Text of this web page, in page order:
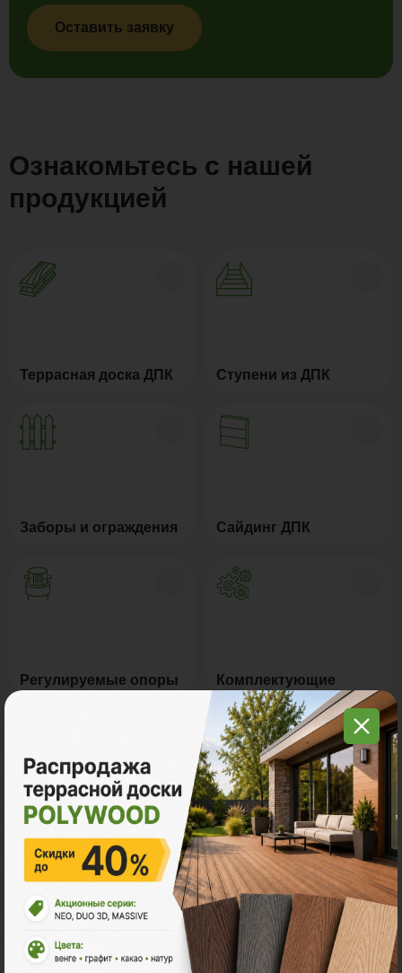
Оставить заявку
Ознакомьтесь с нашей
продукцией
Террасная доска ДПК Ступени из ДПК
Заборы и ограждения Сайдинг ДПК
Регулируемые опоры Комплектующие
Маркизы и перголы